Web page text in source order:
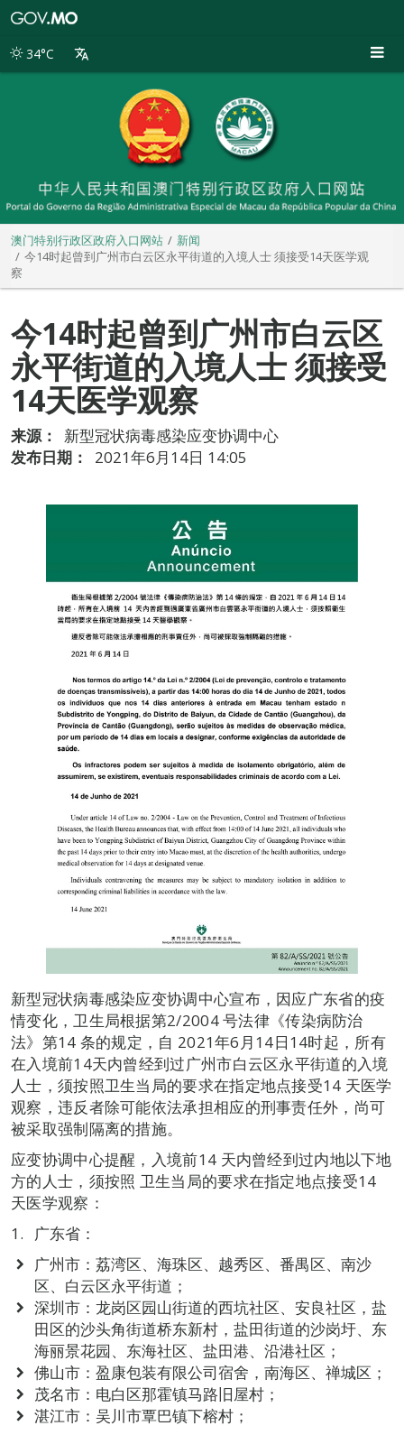
别
34°C
澳门特别行政区政府入口网站
新闻
今14时起曾到广州市白云区永平街道的入境人士 须接受14天医学观
察
今14时起曾到广州市白云区
永平街道的入境人士 须接受
14天医学观察
来源：
新型冠状病毒感染应变协调中心
发布日期：
2021年6月14日 14:05
新型冠状病毒感染应变协调中心宣布，因应广东省的疫
情变化，卫生局根据第2/2004 号法律《传染病防治
法》第14 条的规定，自 2021年6月14日14时起，所有
在入境前14天内曾经到过广州市白云区永平街道的入境
人士，须按照卫生当局的要求在指定地点接受14 天医学
观察，违反者除可能依法承担相应的刑事责任外，尚可
被采取强制隔离的措施。
应变协调中心提醒，入境前14 天内曾经到过内地以下地
方的人士，须按照 卫生当局的要求在指定地点接受14
天医学观察：
广东省：
广州市：荔湾区、海珠区、越秀区、番禺区、南沙
区、白云区永平街道；
深圳市：龙岗区园山街道的西坑社区、安良社区，盐
田区的沙头角街道桥东新村，盐田街道的沙岗圩、东
海丽景花园、东海社区、盐田港、沿港社区；
佛山市：盈康包装有限公司宿舍，南海区、禅城区；
茂名市：电白区那霍镇马路旧屋村；
湛江市：吴川市覃巴镇下榕村；